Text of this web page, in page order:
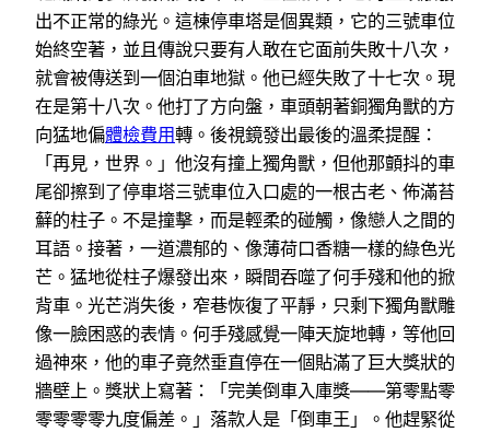
出不正常的綠光。這棟停車塔是個異類，它的三號車位
始終空著，並且傳說只要有人敢在它面前失敗十八次，
就會被傳送到一個泊車地獄。他已經失敗了十七次。現
在是第十八次。他打了方向盤，車頭朝著銅獨角獸的方
向猛地偏體檢費用轉。後視鏡發出最後的溫柔提醒：
「再見，世界。」他沒有撞上獨角獸，但他那顫抖的車
尾卻擦到了停車塔三號車位入口處的一根古老、佈滿苔
蘚的柱子。不是撞擊，而是輕柔的碰觸，像戀人之間的
耳語。接著，一道濃郁的、像薄荷口香糖一樣的綠色光
芒。猛地從柱子爆發出來，瞬間吞噬了何手殘和他的掀
背車。光芒消失後，窄巷恢復了平靜，只剩下獨角獸雕
像一臉困惑的表情。何手殘感覺一陣天旋地轉，等他回
過神來，他的車子竟然垂直停在一個貼滿了巨大獎狀的
牆壁上。獎狀上寫著：「完美倒車入庫獎——第零點零
零零零零九度偏差。」落款人是「倒車王」。他趕緊從